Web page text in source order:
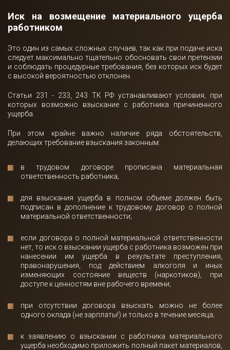
Иск на возмещение материального ущерба
работником
Это один из самых сложных случаев, так как при подаче иска
следует максимально тщательно обосновать свои претензии
и соблюдать процедурные требования, без которых иск будет
с высокой вероятностью отклонен.
Статьи 231 - 233, 243 ТК РФ устанавливают условия, при
которых возможно взыскание с работника причиненного
ущерба.
При этом крайне важно наличие ряда обстоятельств,
делающих требование взыскания законным:
в трудовом договоре прописана материальная
ответственность работника;
для взыскания ущерба в полном объеме должен быть
подписан в дополнение к трудовому договор о полной
материальной ответственности;
если договора о полной материальной ответственности
нет, то иск о взыскании ущерба с работника возможен при
нанесении им ущерба в результате преступления,
правонарушения, под действием алкоголя и иных
изменяющих состояние веществ (наркотиков), при
доступе к ценностям вне рабочего времени;
при отсутствии договора взыскать можно не более
одного оклада (не зарплаты!) и только в течение месяца;
к заявлению о взыскании с работника материального
ущерба необходимо приложить полный пакет материалов,